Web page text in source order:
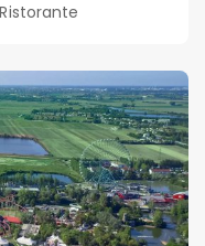
Ristorante